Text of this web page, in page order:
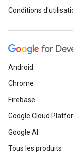
Conditions
Android
Chrome
Firebase
Google Cloud
Google AI
Tous les produits